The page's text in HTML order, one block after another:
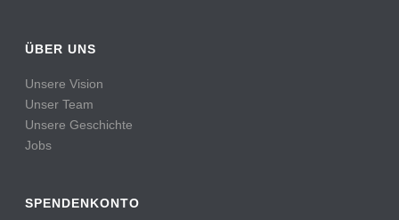
ÜBER UNS
Unsere Vision
Unser Team
Unsere Geschichte
Jobs
SPENDENKONTO